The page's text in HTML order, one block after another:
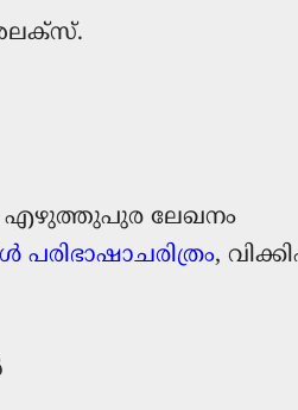
അലക്സ്‌.
ലേഖനം
,